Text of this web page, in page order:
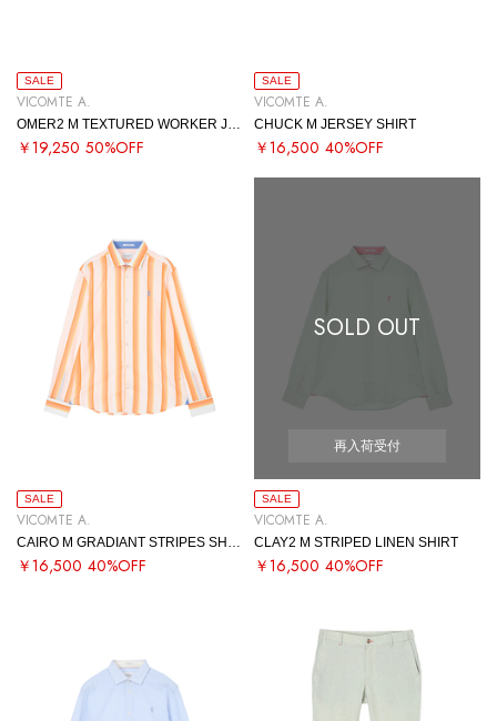
SALE
VICOMTE A.
￥19,250 50%OFF
SALE
VICOMTE A.
CHUCK M JERSEY SHIRT
￥16,500 40%OFF
SALE
VICOMTE A.
￥16,500 40%OFF
SOLD OUT
再入荷受付
SALE
VICOMTE A.
CLAY2 M STRIPED LINEN SHIRT
￥16,500 40%OFF